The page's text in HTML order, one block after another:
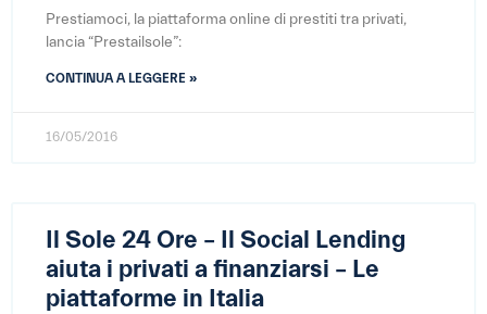
Prestiamoci, la piattaforma online di prestiti tra privati,
lancia “Prestailsole”:
CONTINUA A LEGGERE »
16/05/2016
Il Sole 24 Ore – Il Social Lending
aiuta i privati a finanziarsi – Le
piattaforme in Italia